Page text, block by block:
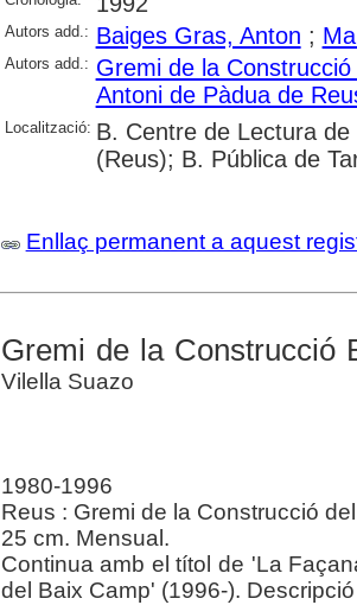
Autors add.: Baiges Gras, Anton ;
Autors add.: Gremi de la
Antoni de Pàdua de
Localització: B. Centre de Lectura
(Reus); B. Pública de
Enllaç permanent a aquest
Gremi de la Construcció
Vilella Suazo
1980-1996
Reus : Gremi de la Construcció
25 cm. Mensual.
Continua amb el títol de 'La
del Baix Camp' (1996-).